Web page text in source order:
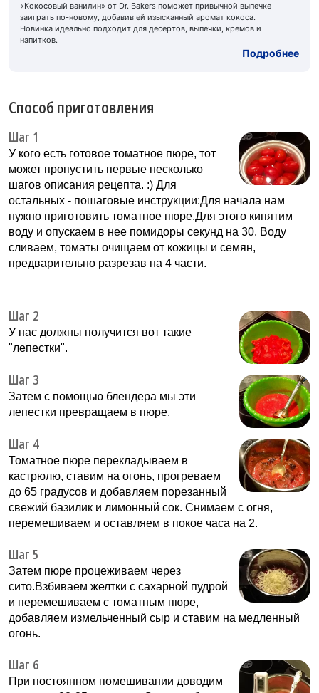
«Кокосовый ванилин» от Dr. Bakers поможет привычной выпечке
заиграть по-новому, добавив ей изысканный аромат кокоса.
Новинка идеально подходит для десертов, выпечки, кремов и
напитков.
Подробнее
Способ приготовления
Шаг 1
У кого есть готовое томатное пюре, тот
может пропустить первые несколько
шагов описания рецепта. :) Для
остальных - пошаговые инструкции:Для начала нам
нужно приготовить томатное пюре.Для этого кипятим
воду и опускаем в нее помидоры секунд на 30. Воду
сливаем, томаты очищаем от кожицы и семян,
предварительно разрезав на 4 части.
Шаг 2
У нас должны получится вот такие
"лепестки".
Шаг 3
Затем с помощью блендера мы эти
лепестки превращаем в пюре.
Шаг 4
Томатное пюре перекладываем в
кастрюлю, ставим на огонь, прогреваем
до 65 градусов и добавляем порезанный
свежий базилик и лимонный сок. Снимаем с огня,
перемешиваем и оставляем в покое часа на 2.
Шаг 5
Затем пюре процеживаем через
сито.Взбиваем желтки с сахарной пудрой
и перемешиваем с томатным пюре,
добавляем измельченный сыр и ставим на медленный
огонь.
Шаг 6
При постоянном помешивании доводим